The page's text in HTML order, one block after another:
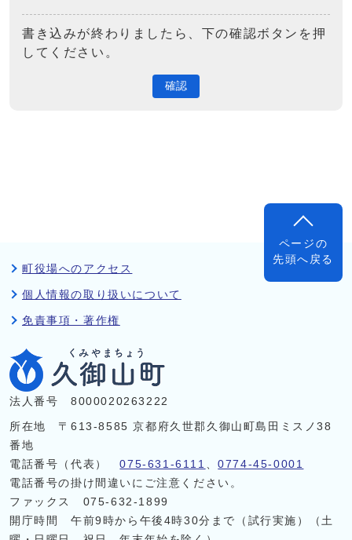
書き込みが終わりましたら、下の確認ボタンを押
してください。
確認
ページの
先頭へ戻る
町役場へのアクセス
個人情報の取り扱いについて
免責事項・著作権
法人番号 8000020263222
所在地 〒613-8585 京都府久世郡久御山町島田ミスノ38
番地
電話番号（代表）075-631-6111 、0774-45-0001
電話番号の掛け間違いにご注意ください。
ファックス 075-632-1899
開庁時間 午前9時から午後4時30分まで（試行実施）（土